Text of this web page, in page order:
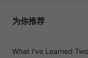
为你推荐
What I’ve Learned